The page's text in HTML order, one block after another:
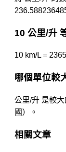
10 公里/升
10 km/L =
哪個單位較
公里/升 是較
國）。
相關文章